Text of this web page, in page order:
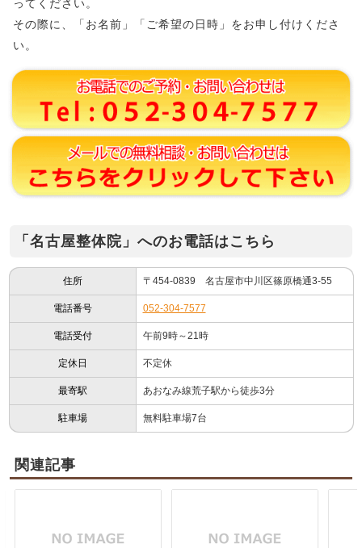
ってください。
その際に、「お名前」「ご希望の日時」をお申し付けくださ
い。
「名古屋整体院」へのお電話はこちら
住所 〒454-0839 名古屋市中川区篠原橋通3-55
電話番号 052-304-7577
電話受付 午前9時～21時
定休日 不定休
最寄駅 あおなみ線荒子駅から徒歩3分
駐車場 無料駐車場7台
関連記事